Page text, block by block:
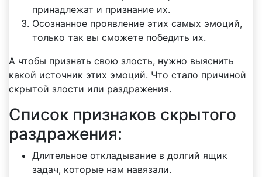
принадлежат и признание их.
Осознанное проявление этих самых эмоций,
только так вы сможете победить их.
А чтобы признать свою злость, нужно выяснить
какой источник этих эмоций. Что стало причиной
скрытой злости или раздражения.
Список признаков скрытого
раздражения:
Длительное откладывание в долгий ящик
задач, которые нам навязали.